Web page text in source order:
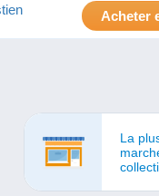
Acheter
La